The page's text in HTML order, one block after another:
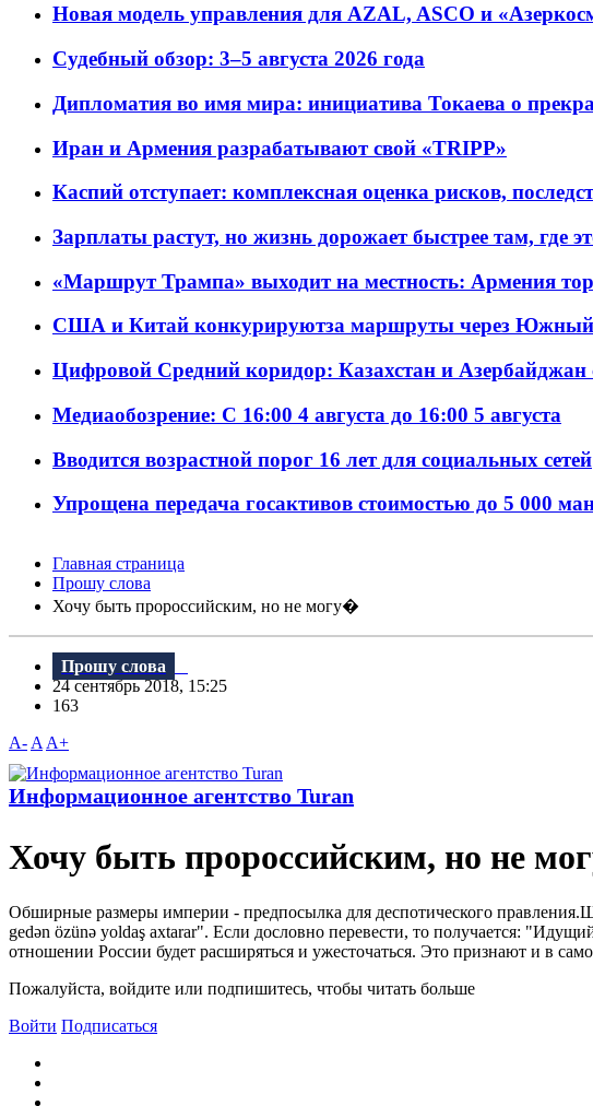
Новая модель управления для AZAL, ASCO и
Судебный обзор: 3–5 августа 2026 года
Дипломатия во имя мира: инициатива Токаева о
Иран и Армения разрабатывают свой «TRIPP»
Каспий отступает: комплексная оценка рисков,
Зарплаты растут, но жизнь дорожает быстрее там, где
«Маршрут Трампа» выходит на местность: Армения
США и Китай конкурируютза маршруты через
Цифровой Средний коридор: Казахстан и Азербайджан
Медиаобозрение: С 16:00 4 августа до 16:00 5 августа
Вводится возрастной порог 16 лет для социальных сетей
Упрощена передача госактивов стоимостью до 5 000
Главная страница
Прошу слова
Хочу быть пророссийским, но не могу�
Прошу слова
24 сентябрь 2018, 15:25
163
A- A A+
Информационное агентство Turan
Хочу быть пророссийским, но не
Обширные размеры империи - предпосылка для деспотического
gedən özünə yoldaş axtarar". Если дословно перевести, то получается:
отношении России будет расширяться и ужесточаться. Это признают и в
Пожалуйста, войдите или подпишитесь, чтобы читать больше
Войти Подписаться